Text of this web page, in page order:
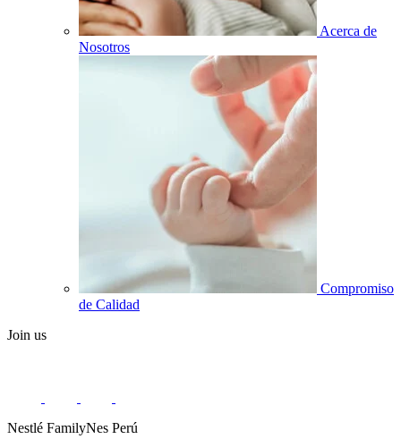
Acerca de
Nosotros
Compromiso
de Calidad
Join us
Nestlé FamilyNes Perú